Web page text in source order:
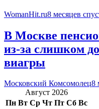
WomanHit.ru8 месяцев
В Москве
из-за слишком
виагры
Московский Комсомолец8
Август 2026
Пн Вт Ср Чт Пт Сб Вс